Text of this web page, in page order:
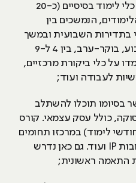
מיון מועמדים ראשוני והקניית כלי לימוד בסיסיים (כ-20
הנמשכים בין
השבועית ובמשך
כל מפגש (פעמיים/שלוש בשבוע, בוקר-ערב, בין 4 ל-9
על כלי ביקורת מרכזיים,
לעבודה ועוד;
בסיומו תוכלו להשתלב
כולל עסק עצמאי. קורס
ואינטנסיבי (בין 7 ל-14 חודשי לימוד) במרכזו תחומים
כמו סוגי פקודות, HTML, כתובות IP ועוד. גם כאן נדרש